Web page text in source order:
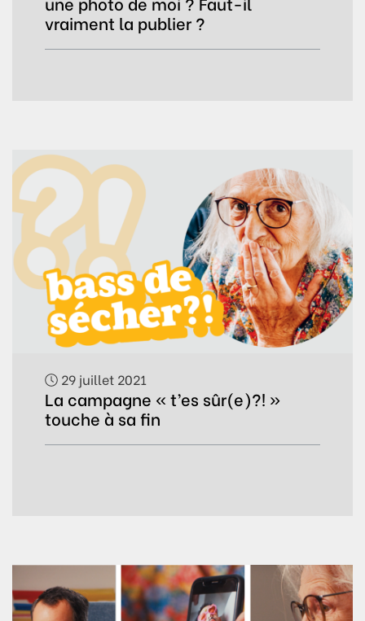
vraiment la publier ?
29 juillet 2021
La campagne « t’es sûr(e)?! »
touche à sa fin